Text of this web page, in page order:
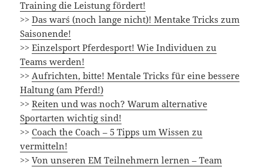
Training die Leistung fördert!
>>Das war´s (noch lange nicht)! Mentake Tricks zum
Saisonende!
>>Einzelsport Pferdesport! Wie Individuen zu
Teams werden!
>>Aufrichten, bitte! Mentale Tricks für eine bessere
Haltung (am Pferd!)
>>Reiten und was noch? Warum alternative
Sportarten wichtig sind!
>>Coach the Coach – 5 Tipps um Wissen zu
vermitteln!
>>Von unseren EM Teilnehmern lernen – Team